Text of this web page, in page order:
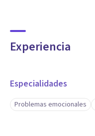
Experiencia
Especialidades
Problemas emocionales